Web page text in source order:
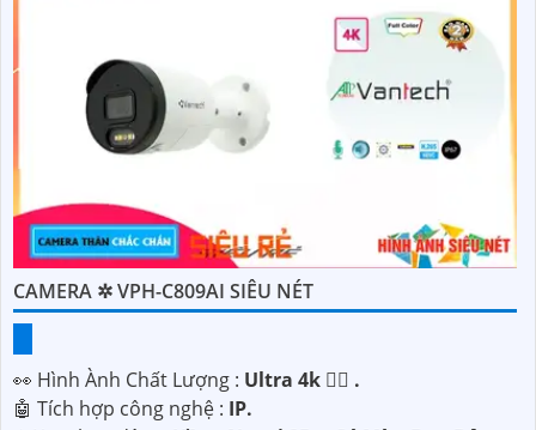
CAMERA ✲ VPH-C809AI SIÊU NÉT
️👀 Hình Ành Chất Lượng : Ultra 4k 👍🏾 .
🤖️ Tích hợp công nghệ : IP.